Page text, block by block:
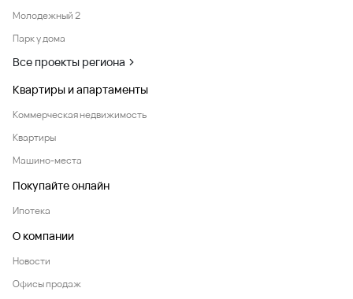
Молодежный 2
Парк у дома
Все проекты региона
Квартиры и апартаменты
Коммерческая недвижимость
Квартиры
Машино-места
Покупайте онлайн
Ипотека
О компании
Новости
Офисы продаж